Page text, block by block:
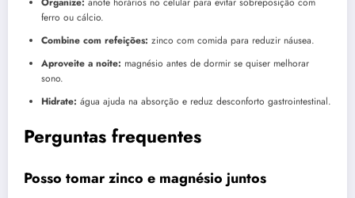
ferro ou cálcio.
Combine com refeições: zinco com comida para reduzir náusea.
Aproveite a noite: magnésio antes de dormir se quiser melhorar
sono.
Hidrate: água ajuda na absorção e reduz desconforto gastrointestinal.
Perguntas frequentes
Posso tomar zinco e magnésio juntos